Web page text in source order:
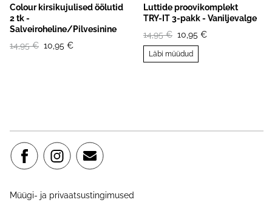
Colour kirsikujulised öölutid
2 tk -
Salveiroheline/Pilvesinine
14,95 € 10,95 €
Luttide proovikomplekt
TRY-IT 3-pakk - Vaniljevalge
14,95 € 10,95 €
Läbi müüdud
Müügi- ja privaatsustingimused